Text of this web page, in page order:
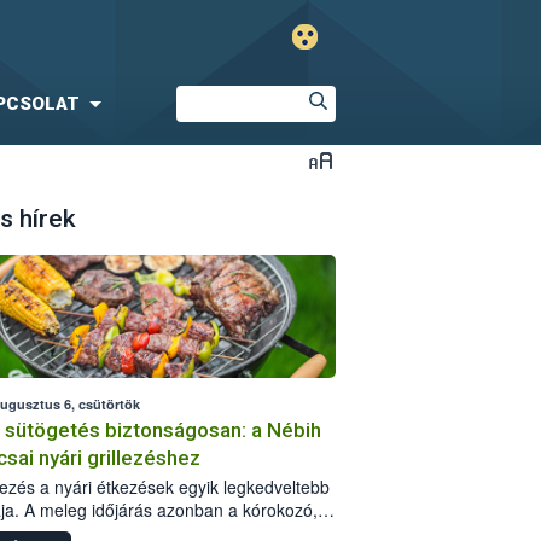
hírek
6, csütörtök
sütögetés biztonságosan: a Nébih
nyári grillezéshez
a nyári étkezések egyik legkedveltebb
A meleg időjárás azonban a kórokozó,
okozó baktériumok gyorsabb